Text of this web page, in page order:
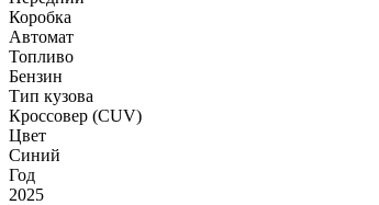
Коробка
Автомат
Топливо
Бензин
Тип кузова
Кроссовер (CUV)
Цвет
Синий
Год
2025